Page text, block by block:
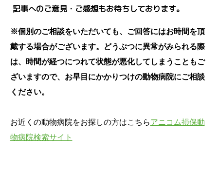
記事へのご意見・ご感想もお待ちしております。
※個別のご相談をいただいても、ご回答にはお時間を頂
戴する場合がございます。どうぶつに異常がみられる際
は、時間が経つにつれて状態が悪化してしまうこともご
ざいますので、お早目にかかりつけの動物病院にご相談
ください。
お近くの動物病院をお探しの方はこちらアニコム損保動
物病院検索サイト